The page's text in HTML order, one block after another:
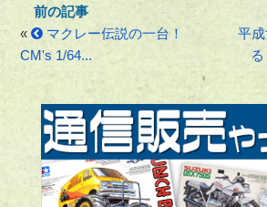
«
マクレー伝説の一台！
CM's 1/64...
平